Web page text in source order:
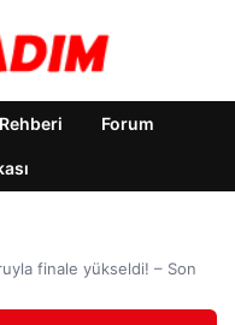
Forum
finale yükseldi! – Son